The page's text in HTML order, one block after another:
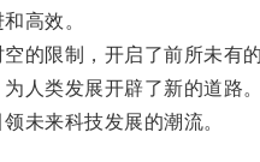
高效。
限制，开启了前所未有的
人类发展开辟了新的道路。
未来科技发展的潮流。